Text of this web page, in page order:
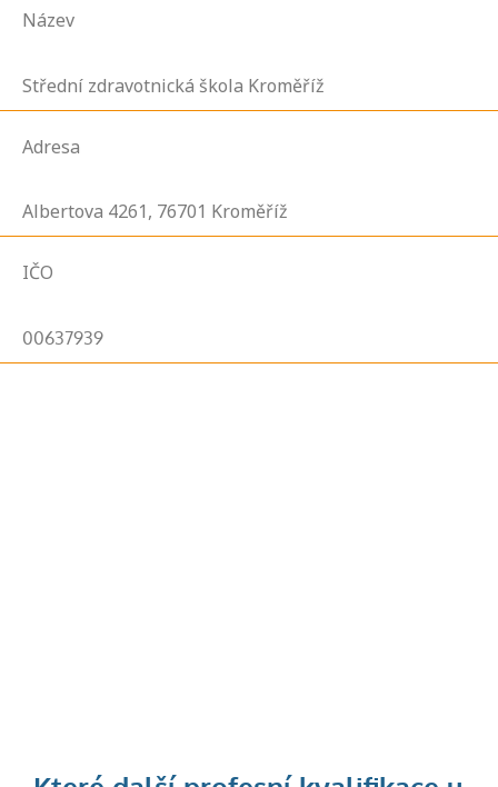
Název
Střední zdravotnická škola Kroměříž
Adresa
Albertova 4261, 76701 Kroměříž
IČO
00637939